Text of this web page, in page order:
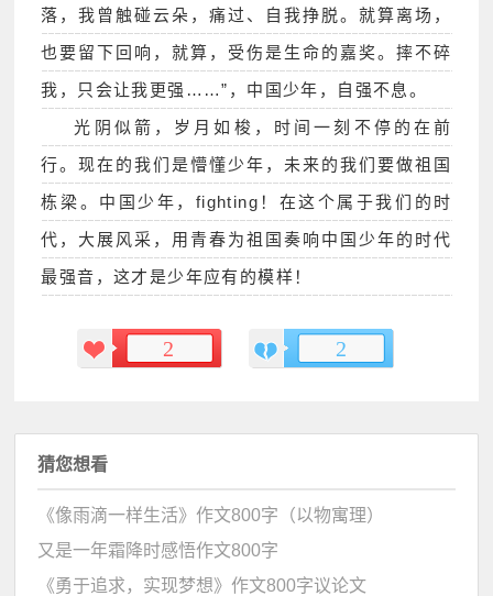
落，我曾触碰云朵，痛过、自我挣脱。就算离场，
也要留下回响，就算，受伤是生命的嘉奖。摔不碎
我，只会让我更强……”，中国少年，自强不息。
光阴似箭，岁月如梭，时间一刻不停的在前
行。现在的我们是懵懂少年，未来的我们要做祖国
栋梁。中国少年，fighting！在这个属于我们的时
代，大展风采，用青春为祖国奏响中国少年的时代
最强音，这才是少年应有的模样！
2 2
猜您想看
《像雨滴一样生活》作文800字（以物寓理）
又是一年霜降时感悟作文800字
《勇于追求，实现梦想》作文800字议论文